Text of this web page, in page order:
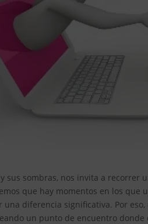
sus sombras, nos invita a recorrer
que hay momentos en los
diferencia significativa. Por
un punto de encuentro